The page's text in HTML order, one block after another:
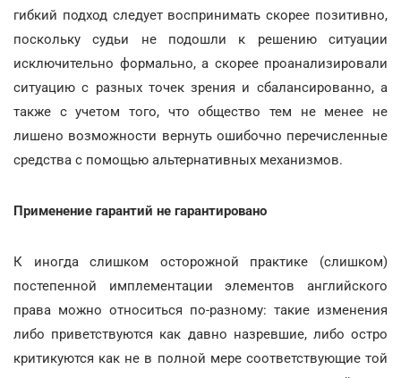
гибкий подход следует воспринимать скорее позитивно,
поскольку судьи не подошли к решению ситуации
исключительно формально, а скорее проанализировали
ситуацию с разных точек зрения и сбалансированно, а
также с учетом того, что общество тем не менее не
лишено возможности вернуть ошибочно перечисленные
средства с помощью альтернативных механизмов.
Применение гарантий не гарантировано
К иногда слишком осторожной практике (слишком)
постепенной имплементации элементов английского
права можно относиться по-разному: такие изменения
либо приветствуются как давно назревшие, либо остро
критикуются как не в полной мере соответствующие той